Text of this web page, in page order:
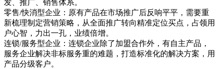
发、推广、销售体系。
零售/快消型企业：原有产品在市场推广后反响平平，需要重
新梳理制定营销策略，从全面推广转向精准定位买点，占领用
户心智，力出一孔，业绩倍增。
连锁/服务型企业：连锁企业除了加盟合作外，有自主产品，
服务企业解决非标服务重的难题，打造标准化的解决方案，用
产品分级客户。